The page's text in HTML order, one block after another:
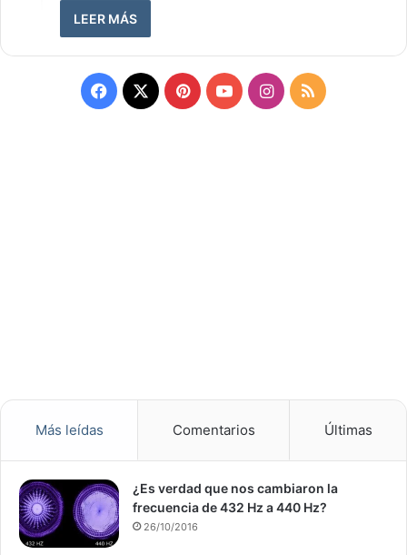
LEER MÁS
Facebook
X PinterestYouTubeInstagram
RSS
Más leídas Comentarios Últimas
¿Es verdad que nos cambiaron la
frecuencia de 432 Hz a 440 Hz?
26/10/2016